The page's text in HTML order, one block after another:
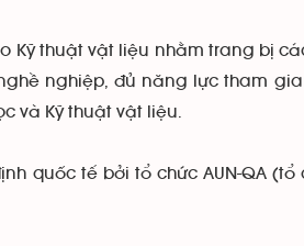
Kỹ thuật vật liệu nhằm trang bị
nghiệp, đủ năng lực tham
và Kỹ thuật vật liệu.
quốc tế bởi tổ chức AUN-QA